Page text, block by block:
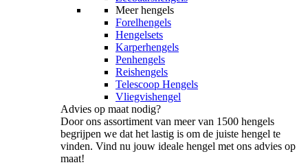
Meer hengels
Forelhengels
Hengelsets
Karperhengels
Penhengels
Reishengels
Telescoop Hengels
Vliegvishengel
Advies op maat nodig?
Door ons assortiment van meer van 1500 hengels
begrijpen we dat het lastig is om de juiste hengel te
vinden. Vind nu jouw ideale hengel met ons advies op
maat!